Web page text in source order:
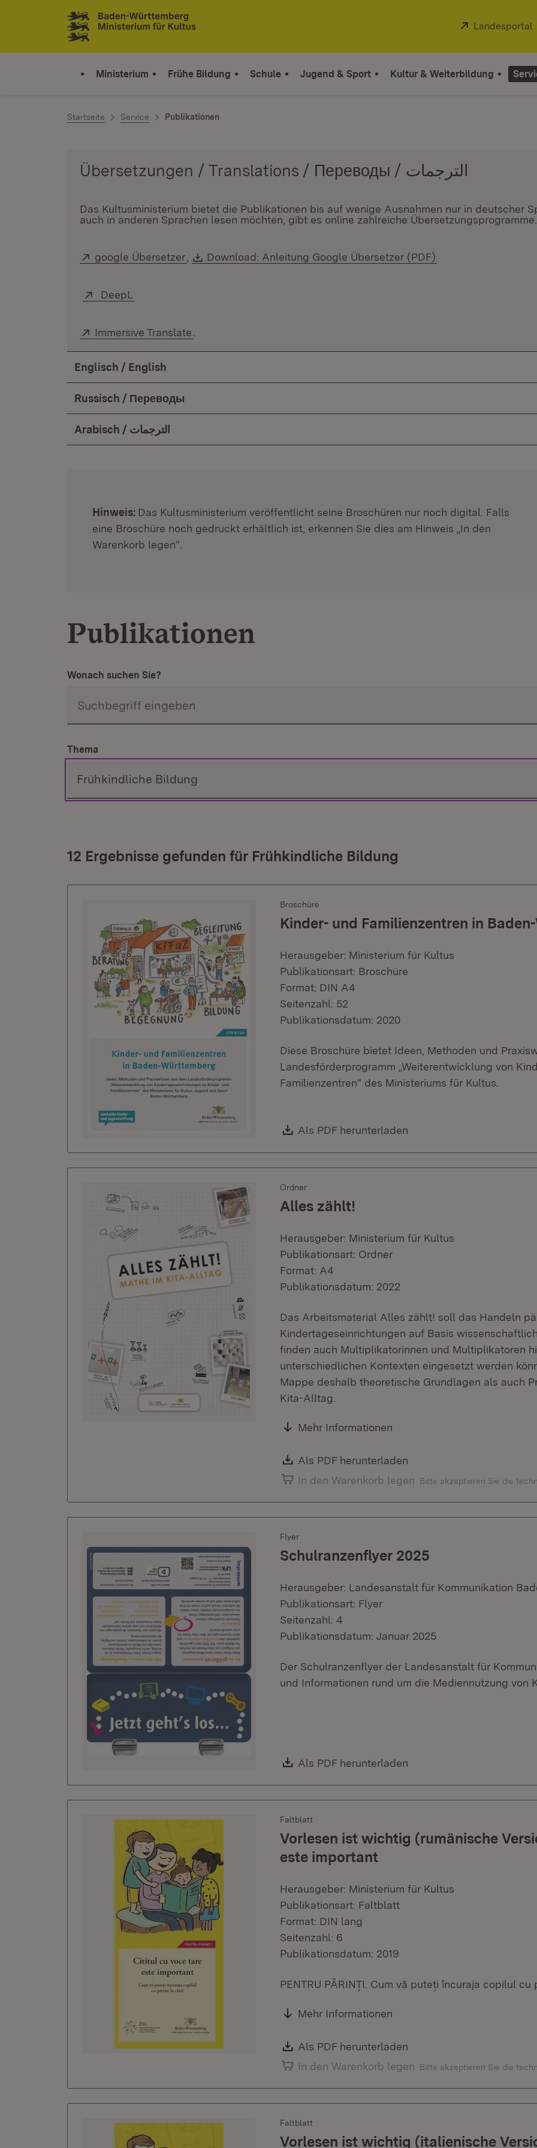
Zum Inhalt springen
Link zur Startseite
Extern:
Landesportal
Ministerium Frühe Bildung Schule Jugend & Sport Kultur & Weiterbildung
Startseite Service Publikationen
Übersetzungen / Translations / Переводы / الترجمات
Das Kultusministerium bietet die Publikationen bis auf wenige Ausnahmen nur in deutscher
auch in anderen Sprachen lesen möchten, gibt es online zahlreiche
Extern:
google Übersetzer (Öffnet in neuem Fenster)
Download:
Download: Anleitung Google Übersetzer (PDF)
Extern:
DeepL
Extern:
Immersive Translate
Englisch / English
Russisch / Переводы
Arabisch / الترجمات
Hinweis: Das Kultusministerium veröffentlicht seine Broschüren nur noch digital. Falls
eine Broschüre noch gedruckt erhältlich ist, erkennen Sie dies am Hinweis „In den
Warenkorb legen“.
Publikationen
Wonach suchen Sie?
Thema
12 Ergebnisse gefunden für Frühkindliche Bildung
Broschüre
Kinder- und Familienzentren in
Herausgeber: Ministerium für Kultus
Publikationsart: Broschüre
Format: DIN A4
Seitenzahl: 52
Publikationsdatum: 2020
Diese Broschüre bietet Ideen, Methoden und
Landesförderprogramm „Weiterentwicklung von
Familienzentren“ des Ministeriums für Kultus.
Download:
Als PDF herunterladen
Ordner
Alles zählt!
Herausgeber: Ministerium für Kultus
Publikationsart: Ordner
Format: A4
Publikationsdatum: 2022
Das Arbeitsmaterial Alles zählt! soll das Handeln
Kindertageseinrichtungen auf Basis
finden auch Multiplikatorinnen und Multiplikatoren
unterschiedlichen Kontexten eingesetzt werden
Mappe deshalb theoretische Grundlagen als auch
Kita-Alltag.
Mehr Informationen
Download:
Als PDF herunterladen
In den Warenkorb legen
Bitte akzeptieren Sie die
Flyer
Schulranzenflyer 2025
Herausgeber: Landesanstalt für Kommunikation
Publikationsart: Flyer
Seitenzahl: 4
Publikationsdatum: Januar 2025
Der Schulranzenflyer der Landesanstalt für
und Informationen rund um die Mediennutzung von
Download:
Als PDF herunterladen
Faltblatt
Vorlesen ist wichtig (rumänische
este important
Herausgeber: Ministerium für Kultus
Publikationsart: Faltblatt
Format: DIN lang
Seitenzahl: 6
Publikationsdatum: 2019
PENTRU PĂRINȚI. Cum vă puteți încuraja copilul cu
Mehr Informationen
Download:
Als PDF herunterladen
In den Warenkorb legen
Bitte akzeptieren Sie die
Faltblatt
Vorlesen ist wichtig (italienische